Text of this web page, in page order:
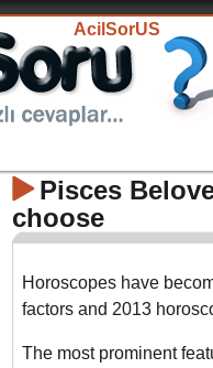
AcilSorUS
Pisces
choose
Horoscopes have
factors and 2013
The most prominent